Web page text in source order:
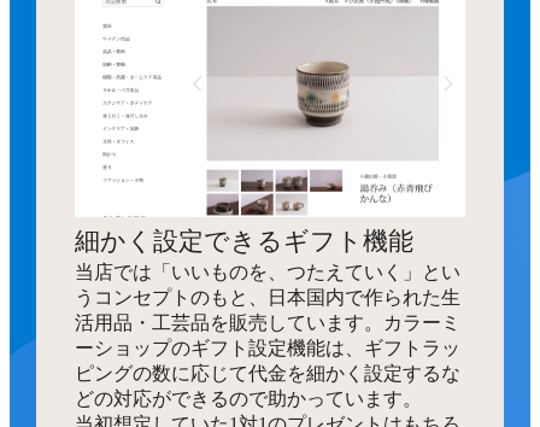
細かく設定できるギフト機能
当店では「いいものを、つたえていく」とい
うコンセプトのもと、日本国内で作られた生
活用品・工芸品を販売しています。カラーミ
ーショップのギフト設定機能は、ギフトラッ
ピングの数に応じて代金を細かく設定するな
どの対応ができるので助かっています。